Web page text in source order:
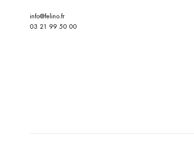
info@felino.fr
03 21 99 50 00